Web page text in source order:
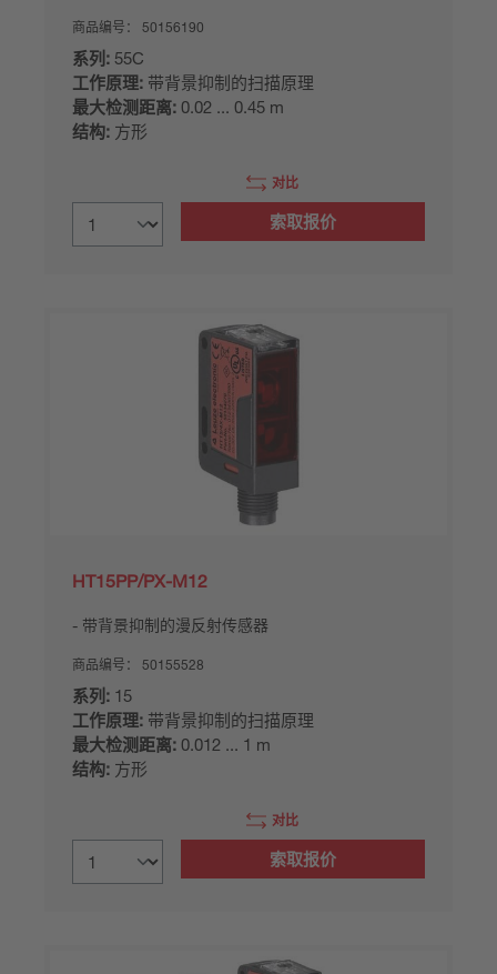
商品编号： 50156190
系列: 55C
工作原理: 带背景抑制的扫描原理
最大检测距离: 0.02 ... 0.45 m
结构: 方形
对比
索取报价
HT15PP/PX-M12
带背景抑制的漫反射传感器
商品编号： 50155528
系列: 15
工作原理: 带背景抑制的扫描原理
最大检测距离: 0.012 ... 1 m
结构: 方形
对比
索取报价